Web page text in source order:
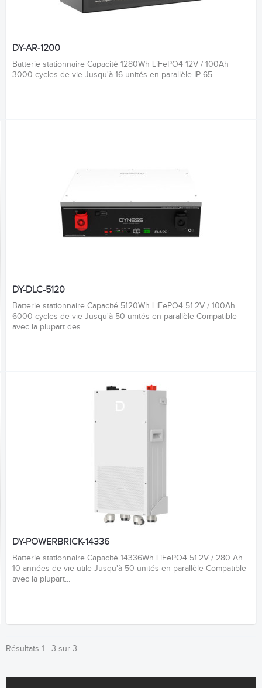
DY-AR-1200
Batterie stationnaire Capacité 1280Wh LiFePO4 12V / 100Ah
3000 cycles de vie Jusqu'à 16 unités en parallèle IP 65
DY-DLC-5120
Batterie stationnaire Capacité 5120Wh LiFePO4 51.2V / 100Ah
6000 cycles de vie Jusqu'à 50 unités en parallèle Compatible
avec la plupart des...
DY-POWERBRICK-14336
Batterie stationnaire Capacité 14336Wh LiFePO4 51.2V / 280 Ah
10 années de vie utile Jusqu'à 50 unités en parallèle Compatible
avec la plupart...
Résultats 1 - 3 sur 3.